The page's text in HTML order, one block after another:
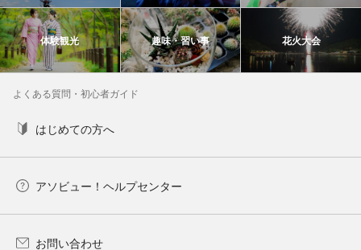
体験観光 趣味・習い事 花火大会
よくある質問・初心者ガイド
はじめての方へ
アソビュー！ヘルプセンター
お問い合わせ